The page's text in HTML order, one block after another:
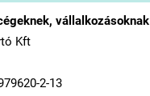
vállalkozásoknak
Kft
2-13